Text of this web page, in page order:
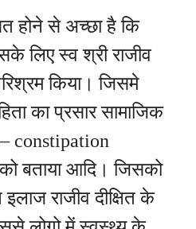
होने से अच्छा है कि
लिए स्व श्री राजीव
किया। जिसमे
का प्रसार सामाजिक
constipation
बताया आदि। जिसको
राजीव दीक्षित के